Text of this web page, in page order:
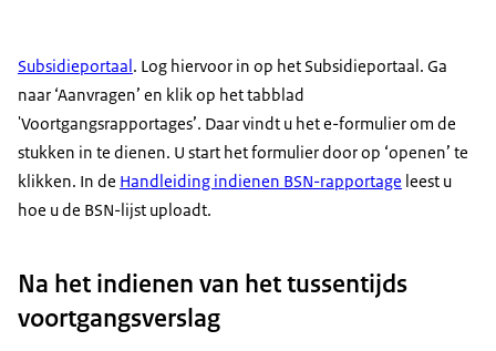
Subsidieportaal. Log hiervoor in op het Subsidieportaal. Ga
naar ‘Aanvragen’ en klik op het tabblad
'Voortgangsrapportages’. Daar vindt u het e-formulier om de
stukken in te dienen. U start het formulier door op ‘openen’ te
klikken. In de Handleiding indienen BSN-rapportage leest u
hoe u de BSN-lijst uploadt.
Na het indienen van het tussentijds
voortgangsverslag